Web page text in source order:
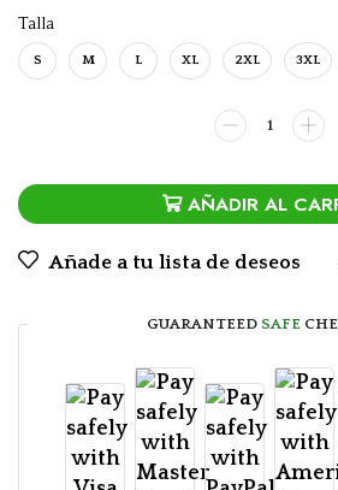
Talla
S M L XL 2XL 3XL
AÑADIR AL
Añade a tu lista de deseos
GUARANTEED SAFE